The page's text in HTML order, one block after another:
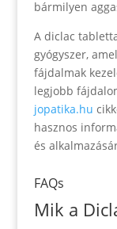
bármilyen
A diclac
gyógyszer,
fájdalmak
legjobb
jopatika.hu
hasznos
és
FAQs
Mik a